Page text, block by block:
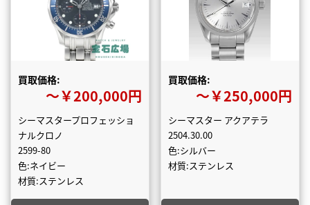
買取価格:
〜￥200,000円
シーマスタープロフェッショ
ナルクロノ
2599-80
色:ネイビー
材質:ステンレス
買取価格:
〜￥250,000円
シーマスター アクアテラ
2504.30.00
色:シルバー
材質:ステンレス